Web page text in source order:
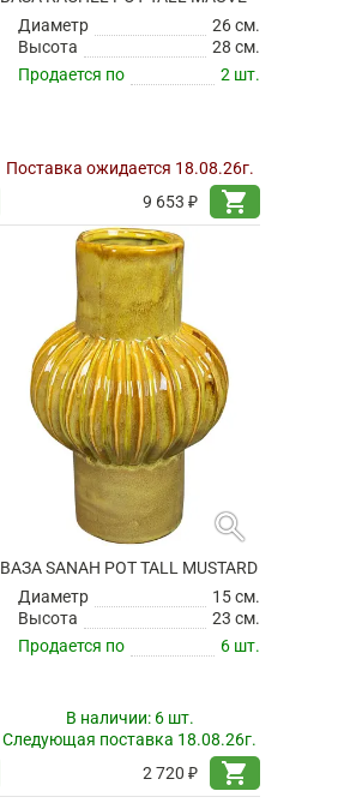
Диаметр
26 см.
Высота
28 см.
Продается по
2 шт.
Поставка ожидается 18.08.26г.
9 653 ₽
shopping_cart
search
ВАЗА SANAH POT TALL MUSTARD
Диаметр
15 см.
Высота
23 см.
Продается по
6 шт.
В наличии: 6 шт.
Следующая поставка 18.08.26г.
2 720 ₽
shopping_cart